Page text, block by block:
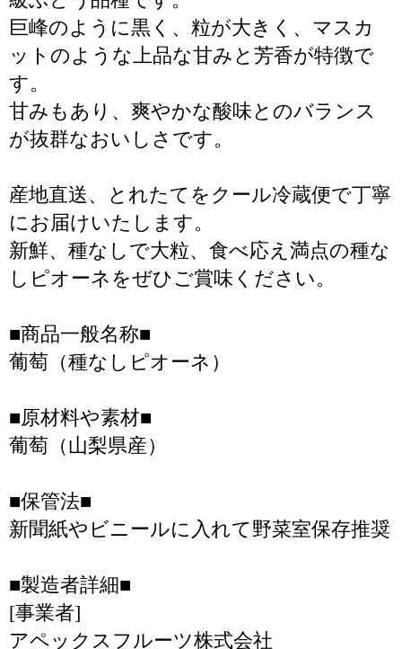
巨峰のように黒く、粒が大きく、マスカ
ットのような上品な甘みと芳香が特徴で
す。
甘みもあり、爽やかな酸味とのバランス
が抜群なおいしさです。
産地直送、とれたてをクール冷蔵便で丁寧
にお届けいたします。
新鮮、種なしで大粒、食べ応え満点の種な
しピオーネをぜひご賞味ください。
■商品一般名称■
葡萄（種なしピオーネ）
■原材料や素材■
葡萄（山梨県産）
■保管法■
新聞紙やビニールに入れて野菜室保存推奨
■製造者詳細■
[事業者]
アペックスフルーツ株式会社